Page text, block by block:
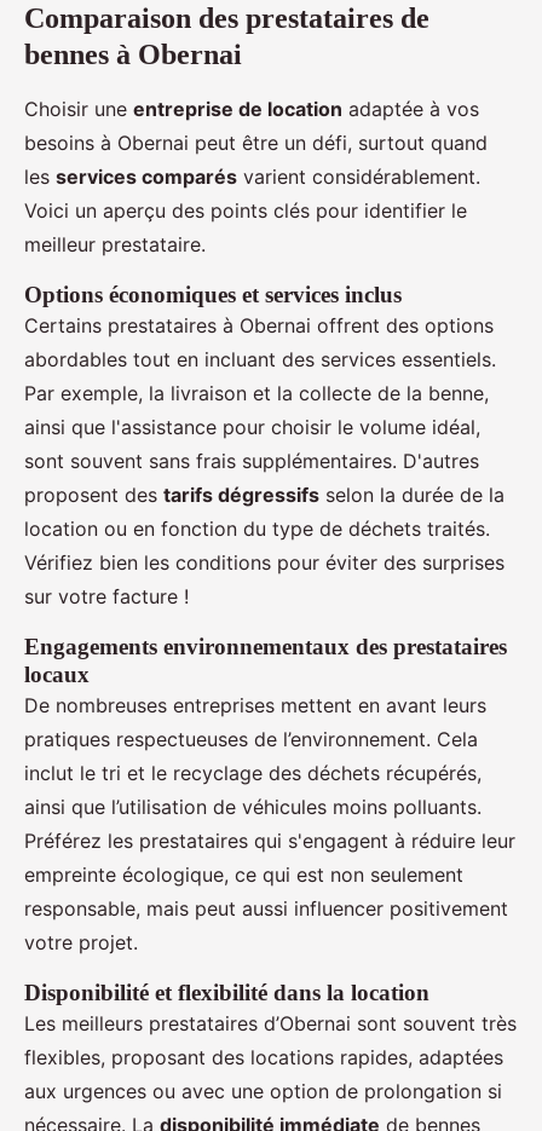
Comparaison des prestataires de
bennes à Obernai
Choisir une entreprise de location adaptée à vos
besoins à Obernai peut être un défi, surtout quand
les services comparés varient considérablement.
Voici un aperçu des points clés pour identifier le
meilleur prestataire.
Options économiques et services inclus
Certains prestataires à Obernai offrent des options
abordables tout en incluant des services essentiels.
Par exemple, la livraison et la collecte de la benne,
ainsi que l'assistance pour choisir le volume idéal,
sont souvent sans frais supplémentaires. D'autres
proposent des tarifs dégressifs selon la durée de la
location ou en fonction du type de déchets traités.
Vérifiez bien les conditions pour éviter des surprises
sur votre facture !
Engagements environnementaux des prestataires
locaux
De nombreuses entreprises mettent en avant leurs
pratiques respectueuses de l’environnement. Cela
inclut le tri et le recyclage des déchets récupérés,
ainsi que l’utilisation de véhicules moins polluants.
Préférez les prestataires qui s'engagent à réduire leur
empreinte écologique, ce qui est non seulement
responsable, mais peut aussi influencer positivement
votre projet.
Disponibilité et flexibilité dans la location
Les meilleurs prestataires d’Obernai sont souvent très
flexibles, proposant des locations rapides, adaptées
aux urgences ou avec une option de prolongation si
nécessaire. La disponibilité immédiate de bennes